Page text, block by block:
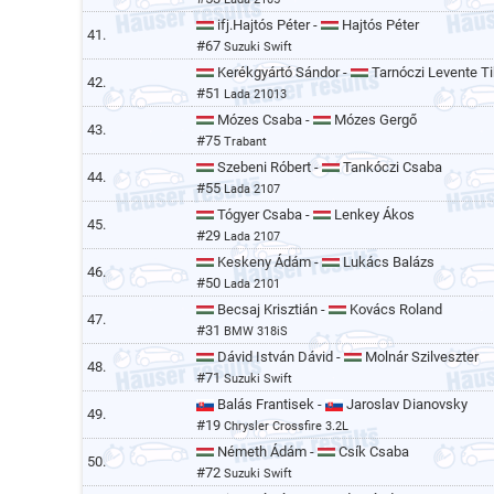
41.
ifj.Hajtós Péter -
Hajtós Péter
#67 Suzuki Swift
42.
Kerékgyártó Sándor -
Tarnóczi Levente
#51 Lada 21013
43.
Mózes Csaba -
Mózes Gergő
#75 Trabant
44.
Szebeni Róbert -
Tankóczi Csaba
#55 Lada 2107
45.
Tógyer Csaba -
Lenkey Ákos
#29 Lada 2107
46.
Keskeny Ádám -
Lukács Balázs
#50 Lada 2101
47.
Becsaj Krisztián -
Kovács Roland
#31 BMW 318iS
48.
Dávid István Dávid -
Molnár Szilveszter
#71 Suzuki Swift
49.
Balás Frantisek -
Jaroslav Dianovsky
#19 Chrysler Crossfire 3.2L
50.
Németh Ádám -
Csík Csaba
#72 Suzuki Swift